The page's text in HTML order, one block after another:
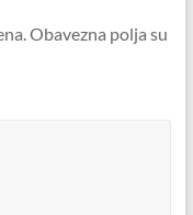
Obavezna polja su